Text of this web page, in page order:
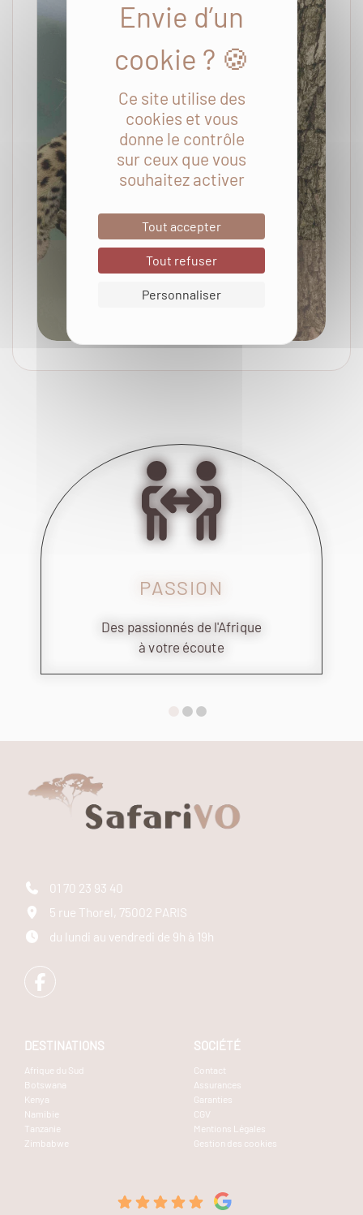
Ce site utilise des
cookies et vous
donne le contrôle
sur ceux que vous
souhaitez activer
Tout accepter
Tout refuser
Personnaliser
PASSION
Des passionnés de l'Afrique
à votre écoute
01 70 23 93 40
5 rue Thorel, 75002 PARIS
du lundi au vendredi de 9h à 19h
DESTINATIONS
Afrique du Sud
Botswana
Kenya
Namibie
Tanzanie
Zimbabwe
SOCIÉTÉ
Contact
Assurances
Garanties
CGV
Mentions Légales
Gestion des cookies